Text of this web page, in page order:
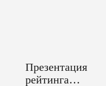
Презентация
рейтинга